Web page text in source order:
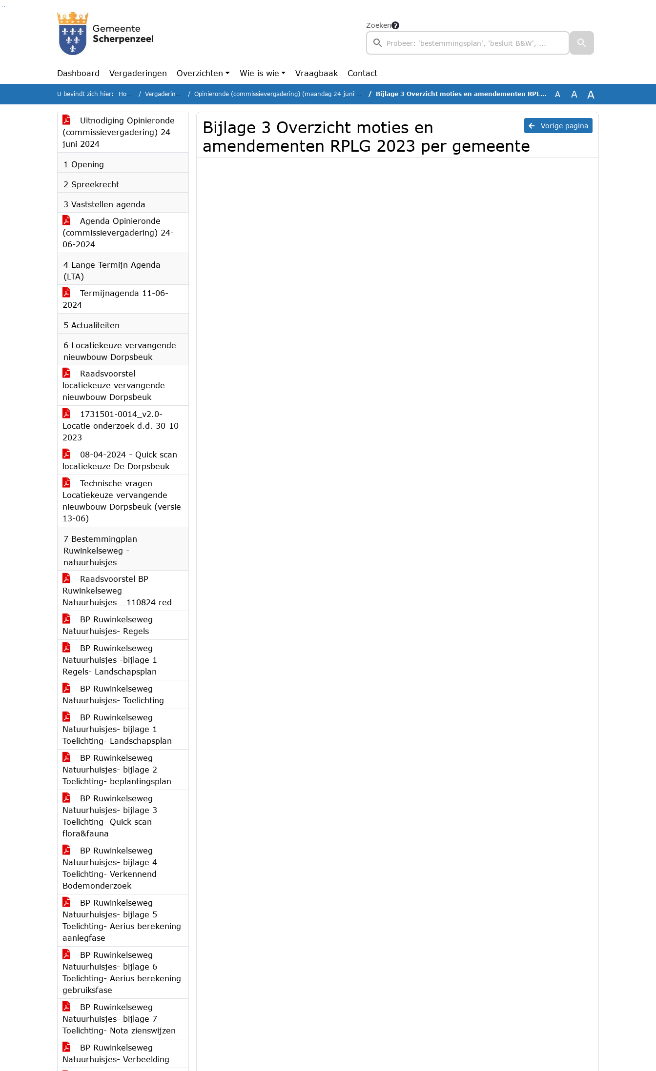
Ga naar de inhoud van deze pagina
Ga naar het zoeken
Ga naar het menu
Zoeken
Dashboard Vergaderingen Overzichten Wie is wie Vraagbaak Contact
U bevindt zich hier: Home Vergaderingen Opinieronde (commissievergadering) (maandag 24 juni 2024) Bijlage 3 Overzicht moties en amendementen RPLG 2023 per gemeente A A A
Uitnodiging Opinieronde
(commissievergadering) 24
juni 2024
1 Opening
2 Spreekrecht
3 Vaststellen agenda
Agenda Opinieronde
(commissievergadering) 24-
06-2024
4 Lange Termijn Agenda
(LTA)
Termijnagenda 11-06-
2024
5 Actualiteiten
6 Locatiekeuze vervangende
nieuwbouw Dorpsbeuk
Raadsvoorstel
locatiekeuze vervangende
nieuwbouw Dorpsbeuk
1731501-0014_v2.0-
Locatie onderzoek d.d. 30-10-
2023
08-04-2024 - Quick scan
locatiekeuze De Dorpsbeuk
Technische vragen
Locatiekeuze vervangende
nieuwbouw Dorpsbeuk (versie
13-06)
7 Bestemmingplan
Ruwinkelseweg -
natuurhuisjes
Raadsvoorstel BP
Ruwinkelseweg
Natuurhuisjes__110824 red
BP Ruwinkelseweg
Natuurhuisjes- Regels
BP Ruwinkelseweg
Natuurhuisjes -bijlage 1
Regels- Landschapsplan
BP Ruwinkelseweg
Natuurhuisjes- Toelichting
BP Ruwinkelseweg
Natuurhuisjes- bijlage 1
Toelichting- Landschapsplan
BP Ruwinkelseweg
Natuurhuisjes- bijlage 2
Toelichting- beplantingsplan
BP Ruwinkelseweg
Natuurhuisjes- bijlage 3
Toelichting- Quick scan
flora&fauna
BP Ruwinkelseweg
Natuurhuisjes- bijlage 4
Toelichting- Verkennend
Bodemonderzoek
BP Ruwinkelseweg
Natuurhuisjes- bijlage 5
Toelichting- Aerius berekening
aanlegfase
BP Ruwinkelseweg
Natuurhuisjes- bijlage 6
Toelichting- Aerius berekening
gebruiksfase
BP Ruwinkelseweg
Natuurhuisjes- bijlage 7
Toelichting- Nota zienswijzen
BP Ruwinkelseweg
Natuurhuisjes- Verbeelding
Vorige pagina
Bijlage 3 Overzicht moties en
amendementen RPLG 2023 per gemeente